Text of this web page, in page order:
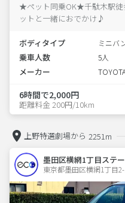
★ペット同乗OK★千駄木駅徒
ットと一緒におでかけ♪
ボディタイプ ミニバ
乗車人数 5人
メーカー
6時間で2,000円
距離料金 200円/10km
上野特選劇場から 2251m
墨田区横網1丁目ステ
東京都墨田区横網1丁目